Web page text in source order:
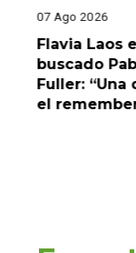
lo que
Heredia con Ale
las partes quería